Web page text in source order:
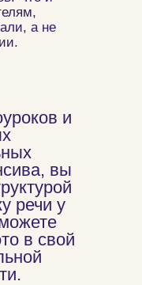
а не
и
вы
речи у
в свой